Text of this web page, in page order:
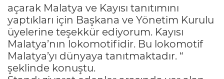
açarak Malatya ve Kayısı tanıtımını
yaptıkları için Başkana ve Yönetim Kurulu
üyelerine teşekkür ediyorum. Kayısı
Malatya’nın lokomotifidir. Bu lokomotif
Malatya’yı dünyaya tanıtmaktadır. “
şeklinde konuştu.